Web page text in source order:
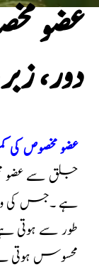
عضو
دور،
عضو مخصوص
جلق سے عضو
ہے ۔جس کی
طور سے
محسوس ہوتی